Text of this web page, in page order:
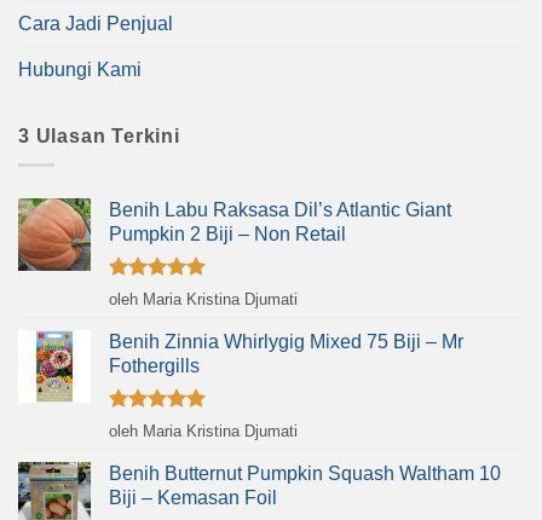
Cara Jadi Penjual
Hubungi Kami
3 Ulasan Terkini
Benih Labu Raksasa Dil’s Atlantic Giant
Pumpkin 2 Biji – Non Retail
Dinilai5
oleh Maria Kristina Djumati
Benih Zinnia Whirlygig Mixed 75 Biji – Mr
Fothergills
Dinilai5
oleh Maria Kristina Djumati
Benih Butternut Pumpkin Squash Waltham 10
Biji – Kemasan Foil